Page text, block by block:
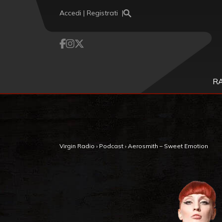
Accedi | Registrati
Virgin Radio › Podcast › Aerosmith – Sweet Emotion